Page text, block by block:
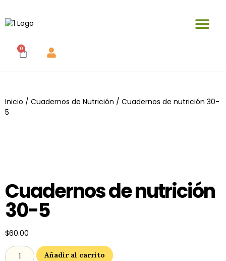
0
Inicio / Cuadernos de Nutrición / Cuadernos de nutrición 30-
5
Cuadernos de nutrición
30-5
$60.00
Añadir al carrito